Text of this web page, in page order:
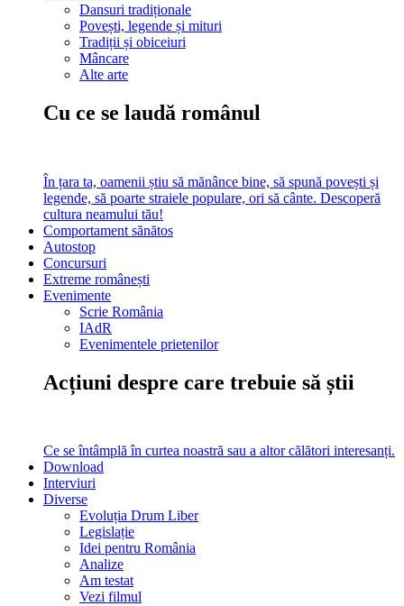
Dansuri tradiționale
Povești, legende și mituri
Tradiții și obiceiuri
Mâncare
Alte arte
Cu ce se laudă românul
În țara ta, oamenii știu să mănânce bine, să spună povești și
legende, să poarte straiele populare, ori să cânte. Descoperă
cultura neamului tău!
Comportament sănătos
Autostop
Concursuri
Extreme românești
Evenimente
Scrie România
IAdR
Evenimentele prietenilor
Acțiuni despre care trebuie să știi
Ce se întâmplă în curtea noastră sau a altor călători interesanți.
Download
Interviuri
Diverse
Evoluția Drum Liber
Legislație
Idei pentru România
Analize
Am testat
Vezi filmul